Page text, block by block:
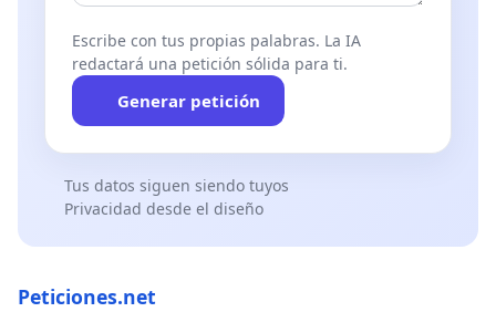
Escribe con tus propias palabras. La IA
redactará una petición sólida para ti.
Generar petición
Tus datos siguen siendo tuyos
Privacidad desde el diseño
Peticiones.net